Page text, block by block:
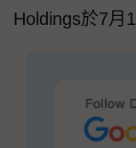
Holdings於7月